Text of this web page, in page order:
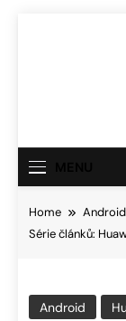
Home
Android
Série článků:
Android